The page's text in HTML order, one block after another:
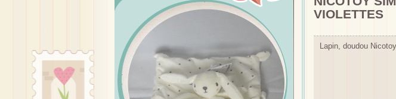
VIOLETTES
Lapin, doudou Nicotoy